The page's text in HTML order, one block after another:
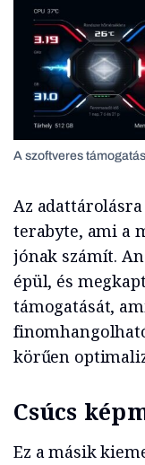
A szoftveres
Az
terabyte, ami a
jónak számít.
épül, és
támogatását,
körűen
Csúcs
Ez a másik